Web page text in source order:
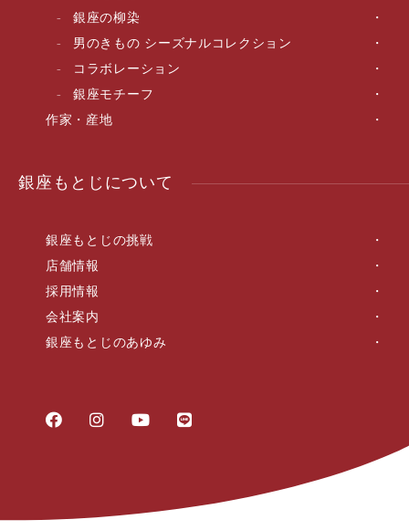
銀座の柳染
男のきもの シーズナルコレクション
コラボレーション
銀座モチーフ
作家・産地
銀座もとじについて
銀座もとじの挑戦
店舗情報
採用情報
会社案内
銀座もとじのあゆみ